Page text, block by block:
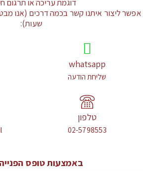
דוגמת עריכה או תרגום
שעות):
whatsapp
שליחת הודעה
טלפון
02-5798553
באמצעות טופס